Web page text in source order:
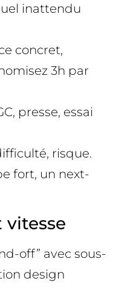
inattendu
concret,
3h par
presse, essai
risque.
fort, un next-
vitesse
off” avec sous-
design